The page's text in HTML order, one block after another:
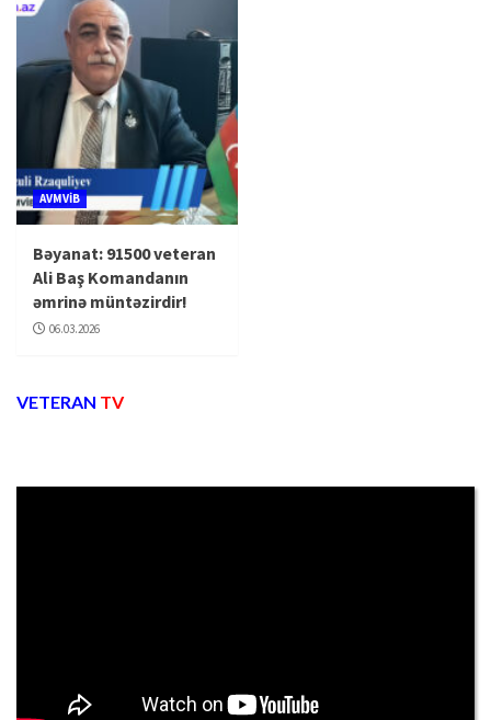
AVMVİB
Bəyanat: 91500 veteran
Ali Baş Komandanın
əmrinə müntəzirdir!
06.03.2026
VETERAN TV